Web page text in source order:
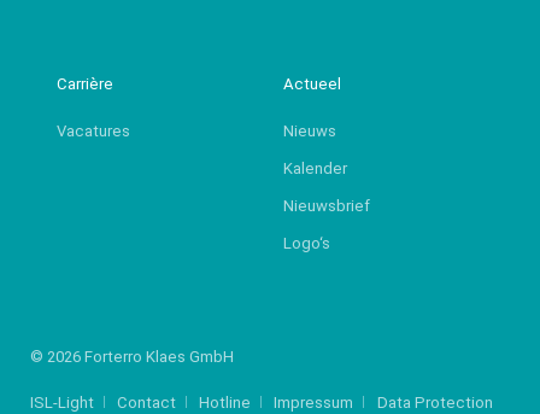
Carrière
Vacatures
Actueel
Nieuws
Kalender
Nieuwsbrief
Logo‘s
© 2026 Forterro Klaes GmbH
ISL-Light Contact Hotline Impressum Data Protection